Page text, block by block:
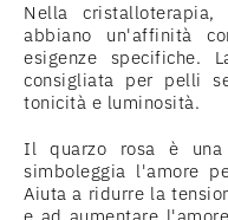
Nella
abbiano un'affinità
esigenze specifiche.
consigliata per pelli
tonicità e luminosità.
Il quarzo rosa è
simboleggia l'amore
Aiuta a ridurre la